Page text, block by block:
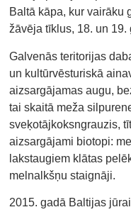
Baltā kāpa, kur vairāku
žāvēja tīklus, 18. un 19.
Galvenās teritorijas
un kultūrvēsturiskā
aizsargājamas augu,
tai skaitā meža
sveķotājkoksngrauzis,
aizsargājami biotopi:
lakstaugiem klātas
melnalkšņu staignāji.
2015. gadā Baltijas